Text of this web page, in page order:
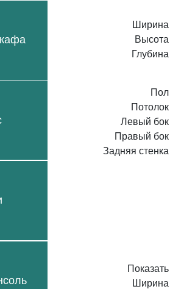
Ширина
Высота
Глубина
Пол
Потолок
Левый бок
Правый бок
Задняя стенка
Показать
Ширина